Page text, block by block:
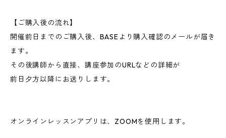
【ご購入後の流れ】
開催前日までのご購入後、BASEより購入確認のメールが届き
ます。
その後講師から直接、講座参加のURLなどの詳細が
前日夕方以降にお送りします。
オンラインレッスンアプリは、ZOOMを使用します。